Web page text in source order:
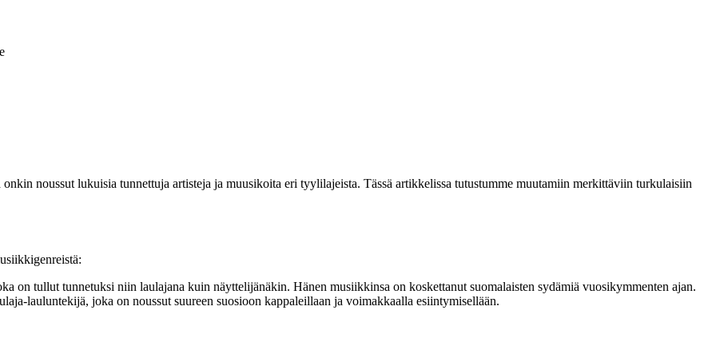
noussut lukuisia tunnettuja artisteja ja muusikoita eri tyylilajeista. Tässä artikkelissa tutustumme muutamiin merkittäviin turkulaisiin
on tullut tunnetuksi niin laulajana kuin näyttelijänäkin. Hänen musiikkinsa on koskettanut suomalaisten sydämiä vuosikymmenten ajan.
lauluntekijä, joka on noussut suureen suosioon kappaleillaan ja voimakkaalla esiintymisellään.